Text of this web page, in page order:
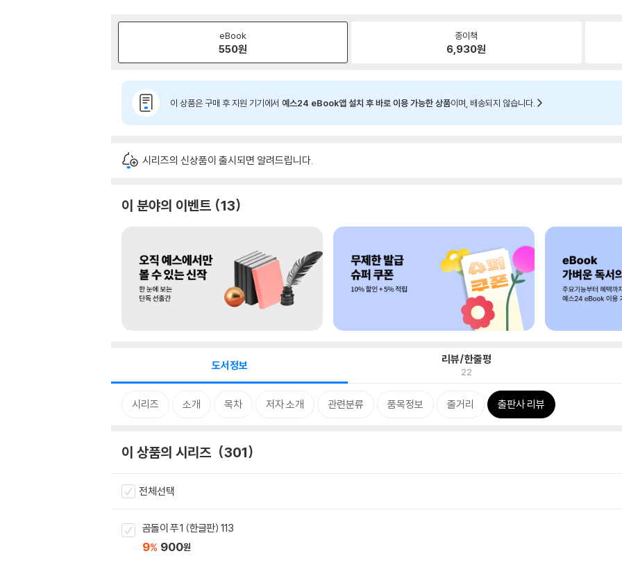
eBook
550원
종이책
6,930원
이 상품은 구매 후 지원 기기에서 예스24 eBook앱 설치 후 바로 이용 가능한 상품이며, 배송되지 않습니다.
시리즈의 신상품이 출시되면 알려드립니다.
이 분야의 이벤트 13
도서정보 리뷰/한줄평
22
시리즈 소개 목차 저자 소개 관련분류 품목정보 줄거리 출판사 리뷰
이 상품의 시리즈 301
전체선택
곰돌이 푸 1 (한글판) 113
9% 900원